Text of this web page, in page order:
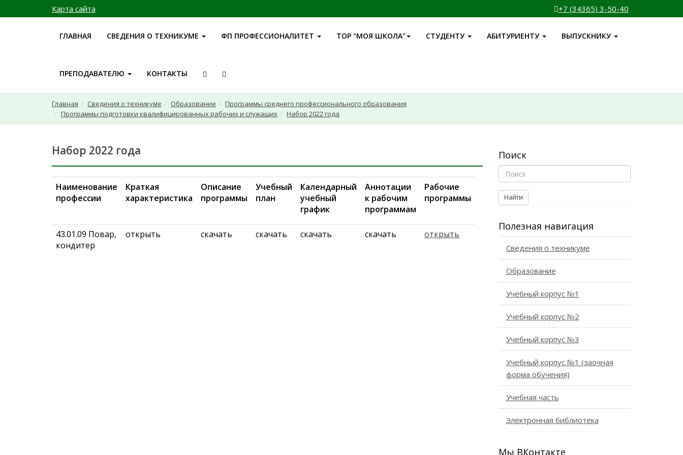
Карта сайта +7 (34365) 3-50-40
ГЛАВНАЯ СВЕДЕНИЯ О ТЕХНИКУМЕ ФП ПРОФЕССИОНАЛИТЕТ ТОР "МОЯ ШКОЛА" СТУДЕНТУ АБИТУРИЕНТУ ВЫПУСКНИКУ
ПРЕПОДАВАТЕЛЮ КОНТАКТЫ
Главная Сведения о техникуме Образование
Программы среднего профессионального образования
Программы подготовки квалифицированных рабочих и служащих
Набор 2022 года
Набор 2022 года
Наименование
профессии
Краткая
характеристика
Описание
программы
Учебный
план
Календарный
учебный
график
Аннотации
к рабочим
программам
Рабочие
программы
43.01.09 Повар,
кондитер
открыть скачать скачать скачать скачать открыть
Поиск
Найти
Полезная навигация
Сведения о техникуме
Образование
Учебный корпус №1
Учебный корпус №2
Учебный корпус №3
Учебный корпус №1 (заочная
форма обучения)
Учебная часть
Электронная библиотека
Мы ВКонтакте